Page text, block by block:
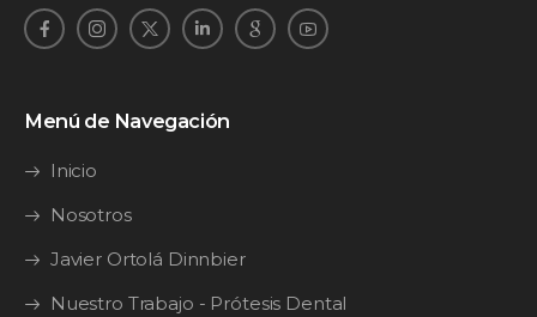
Menú de Navegación
Inicio
Nosotros
Javier Ortolá Dinnbier
Nuestro Trabajo - Prótesis Dental